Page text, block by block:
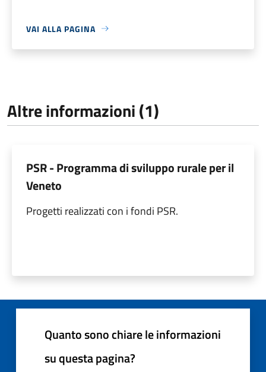
VAI ALLA PAGINA
Altre informazioni (1)
PSR - Programma di sviluppo rurale per il
Veneto
Progetti realizzati con i fondi PSR.
Quanto sono chiare le informazioni
su questa pagina?